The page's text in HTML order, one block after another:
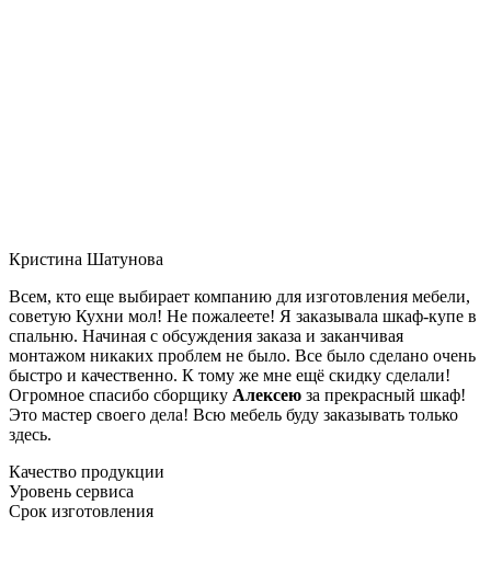
Кристина Шатунова
Всем, кто еще выбирает компанию для изготовления мебели,
советую Кухни мол! Не пожалеете! Я заказывала шкаф-купе в
спальню. Начиная с обсуждения заказа и заканчивая
монтажом никаких проблем не было. Все было сделано очень
быстро и качественно. К тому же мне ещё скидку сделали!
Огромное спасибо сборщику Алексею за прекрасный шкаф!
Это мастер своего дела! Всю мебель буду заказывать только
здесь.
Качество продукции
Уровень сервиса
Срок изготовления